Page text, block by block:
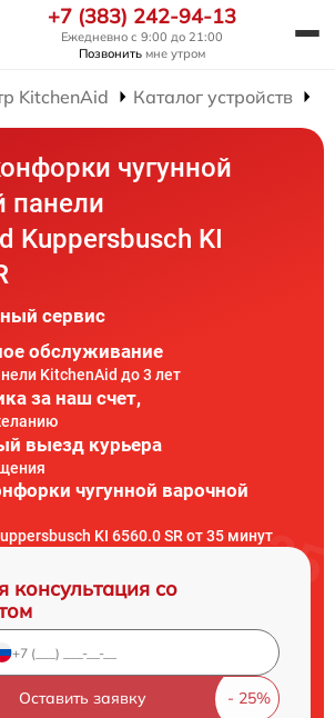
+7 (383) 242-94-13
Ежедневно с 9:00 до 21:00
Позвонить мне утром
KitchenAid Каталог устройств
чугунной
панели
Kuppersbusch KI
сервис
обслуживание
KitchenAid до 3 лет
за наш счет,
выезд курьера
чугунной варочной
KI 6560.0 SR от 35 минут
консультация со
Оставить заявку